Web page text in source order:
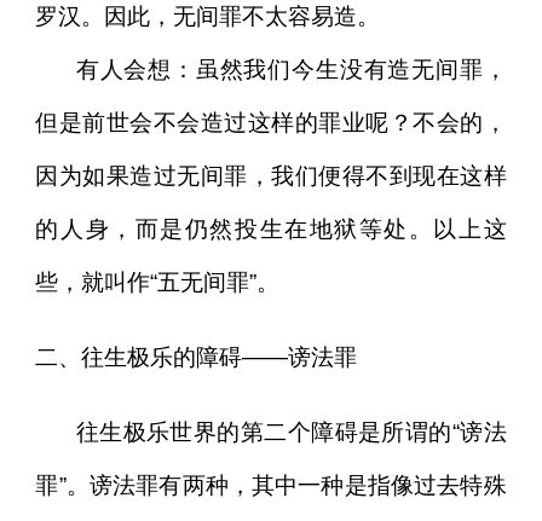
罗汉。因此，无间罪不太容易造。
有人会想：虽然我们今生没有造无间罪，
但是前世会不会造过这样的罪业呢？不会的，
因为如果造过无间罪，我们便得不到现在这样
的人身，而是仍然投生在地狱等处。以上这
些，就叫作“五无间罪”。
二、往生极乐的障碍——谤法罪
往生极乐世界的第二个障碍是所谓的“谤法
罪”。谤法罪有两种，其中一种是指像过去特殊